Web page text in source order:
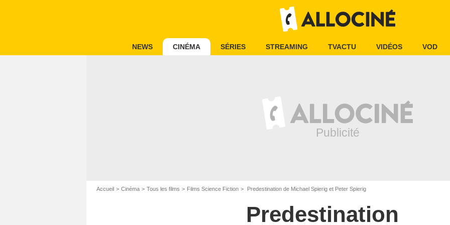
NEWS CINÉMA SÉRIES STREAMING TVACTU VIDÉOS VOD
Accueil Cinéma Tous les films Films Science Fiction Predestination de Michael Spierig et Peter Spierig
Predestination